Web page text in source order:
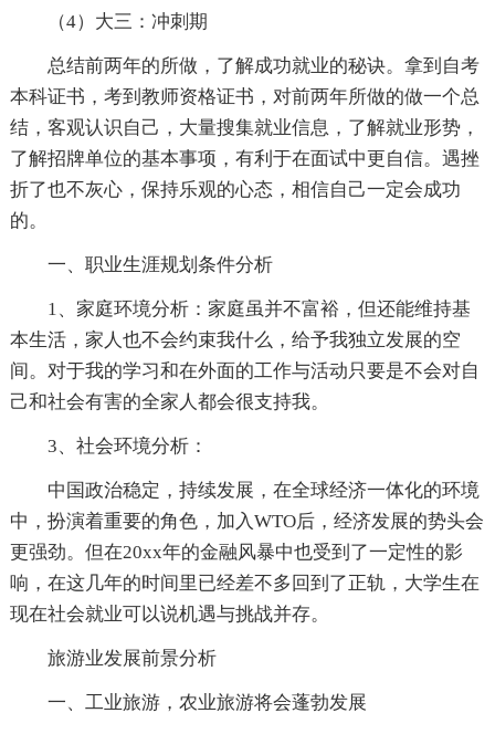
（4）大三：冲刺期
总结前两年的所做，了解成功就业的秘诀。拿到自考
本科证书，考到教师资格证书，对前两年所做的做一个总
结，客观认识自己，大量搜集就业信息，了解就业形势，
了解招牌单位的基本事项，有利于在面试中更自信。遇挫
折了也不灰心，保持乐观的心态，相信自己一定会成功
的。
一、职业生涯规划条件分析
1、家庭环境分析：家庭虽并不富裕，但还能维持基
本生活，家人也不会约束我什么，给予我独立发展的空
间。对于我的学习和在外面的工作与活动只要是不会对自
己和社会有害的全家人都会很支持我。
3、社会环境分析：
中国政治稳定，持续发展，在全球经济一体化的环境
中，扮演着重要的角色，加入WTO后，经济发展的势头会
更强劲。但在20xx年的金融风暴中也受到了一定性的影
响，在这几年的时间里已经差不多回到了正轨，大学生在
现在社会就业可以说机遇与挑战并存。
旅游业发展前景分析
一、工业旅游，农业旅游将会蓬勃发展